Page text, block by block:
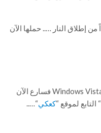
متوافقة مع إصدارات الويندوز Windows Vista/7 فسارع الآن
“ التابع لموقع “كعكي“…..